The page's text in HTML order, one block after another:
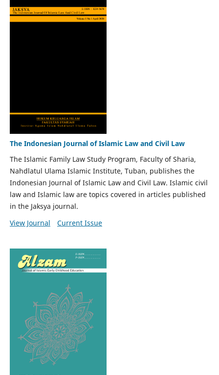
The Indonesian Journal of Islamic Law and Civil Law
The Islamic Family Law Study Program, Faculty of Sharia,
Nahdlatul Ulama Islamic Institute, Tuban, publishes the
Indonesian Journal of Islamic Law and Civil Law. Islamic civil
law and Islamic law are topics covered in articles published
in the Jaksya journal.
View Journal
Current Issue